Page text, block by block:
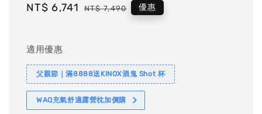
Sale
NT$ 6,741 Regular
NT$ 7,490 優惠
適用優惠
父親節｜滿8888送KINOX酒鬼 Shot 杯
WAQ充氣舒適露營枕加價購